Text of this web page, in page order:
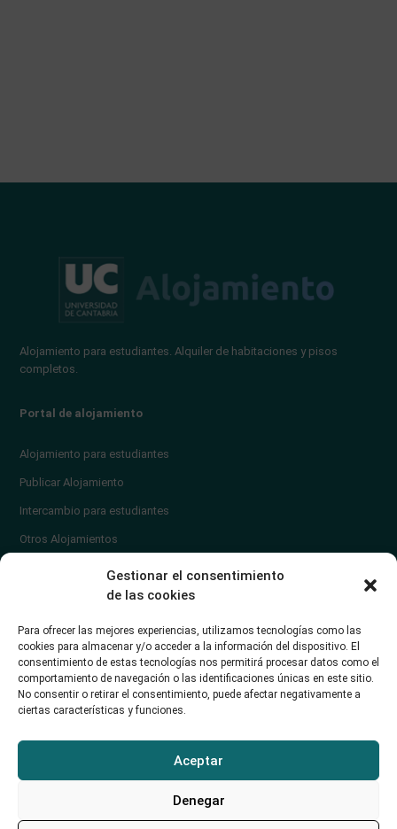
Gestionar el consentimiento
de las cookies
Para ofrecer las mejores experiencias, utilizamos tecnologías como las
cookies para almacenar y/o acceder a la información del dispositivo. El
consentimiento de estas tecnologías nos permitirá procesar datos como el
comportamiento de navegación o las identificaciones únicas en este sitio.
No consentir o retirar el consentimiento, puede afectar negativamente a
ciertas características y funciones.
Aceptar
Denegar
Alojamiento para estudiantes. Alquiler de habitaciones y pisos
completos.
Portal de alojamiento
Alojamiento para estudiantes
Publicar Alojamiento
Intercambio para estudiantes
Otros Alojamientos
¿Cómo publicar un anuncio?
Contacto
soporte@alojamientounican.es